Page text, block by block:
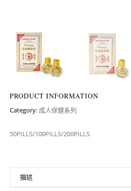
PRODUCT INFORMATION
Category: 成人保健系列
50PILLS/100PILLS/200PILLS
描述